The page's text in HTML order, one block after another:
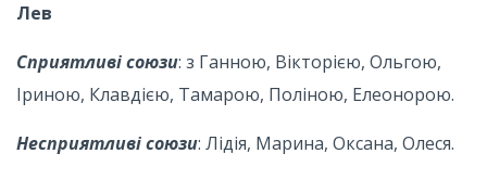
Лев
Сприятливі союзи: з Ганною, Вікторією, Ольгою,
Іриною, Клавдією, Тамарою, Поліною, Елеонорою.
Несприятливі союзи: Лідія, Марина, Оксана, Олеся.